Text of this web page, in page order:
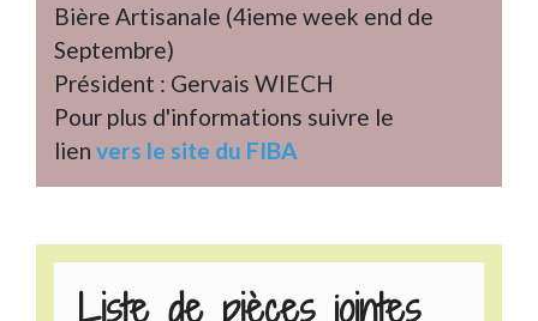
Bière Artisanale (4ieme week end de
Septembre)
Président : Gervais WIECH
Pour plus d'informations suivre le
lien vers le site du FIBA
Liste de pièces jointes